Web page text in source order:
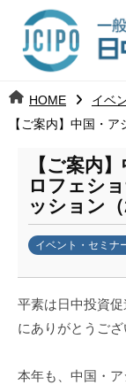
ツ 日
中
投
資
促
進
機
j
c
HOME
イベ
【ご案内】中国・
【ご案内
ロフェシ
ッション（
イベント・セミナ
日
中
資
平素は日中投資
にありがとうござ
本年も、中国・
日
中
資
進
機
構